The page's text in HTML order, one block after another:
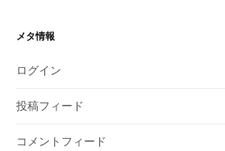
メタ情報
ログイン
投稿フィード
コメントフィード